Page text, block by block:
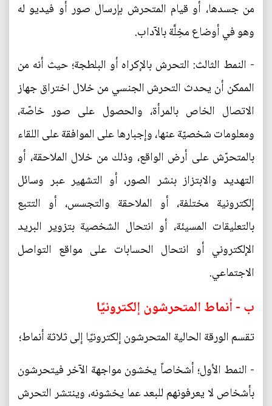
من جسدها، أو قيام المتحرش بإرسال صور أو فيديو له
وهو في أوضاع مخِلَّة بالآداب.
- النمط الثالث: التحرش بالإكراه أو البلطجة؛ حيث أنه من
الممكن أن يحدث التحرش الجنسي من خلال اختراق جهاز
الاتصال الخاص بالمرأة، والحصول على صور خاصّة،
ومعلومات شخصيّة عنها، وإجبارها على الموافقة على اللقاء
بالمتحرّش على أرض الواقع، وذلك من خلال الملاحقة، أو
التهديد والابتزاز بنشر الصور، أو التشهير عبر وسائل
إلكترونية مختلفة، أو الملاحقة والتجسس، أو التتبع
بالتعليقات المسيئة، أو انتحال الشخصية بتزوير البريد
الإلكتروني أو انتحال الحسابات على مواقع التواصل
الاجتماعي.
ب - أنماط المتحرشون إلكترونيًا
تقسم الورقة الحالية المتحرشون إلكترونيًا إلى ثلاثة أنماط؛
- النمط الأول؛ أشخاصاً يخشون مواجهة الآخر فيتحرشون
بأشخاص لا يعرفونهم للبعد عما يخشونه، وينتشر التحرش